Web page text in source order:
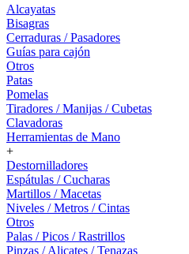
Alcayatas
Bisagras
Cerraduras / Pasadores
Guías para cajón
Otros
Patas
Pomelas
Tiradores / Manijas / Cubetas
Clavadoras
Herramientas de Mano
+
Destornilladores
Espátulas / Cucharas
Martillos / Macetas
Niveles / Metros / Cintas
Otros
Palas / Picos / Rastrillos
Pinzas / Alicates / Tenazas